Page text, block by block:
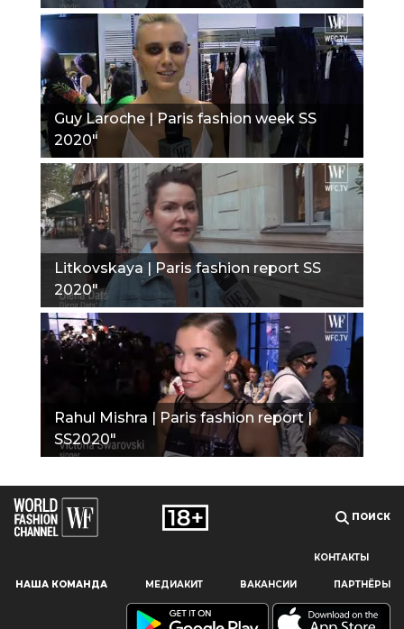
Наш сайт использует файлы cookie и похожие технологии,
пользователям, предоставляя персонализированную
Guy Laroche | Paris fashion week SS
2020"
Litkovskaya | Paris fashion report SS
2020"
Rahul Mishra | Paris fashion report |
SS2020"
ПОИСК
КОНТАКТЫ
НАША КОМАНДА МЕДИАКИТ ВАКАНСИИ ПАРТНЁРЫ